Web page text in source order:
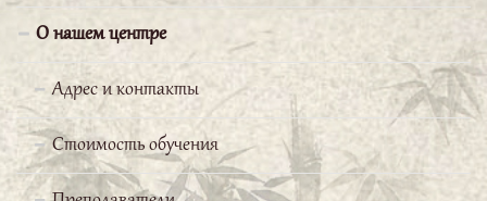
О нашем центре
Адрес и контакты
Стоимость обучения
Группа подобралась очень хорошая, поэтому
изучение этого трудного языка проходит без
напряжения.
Вершинина Наталья